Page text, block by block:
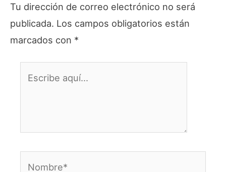
Tu dirección de correo electrónico no será
publicada. Los campos obligatorios están
marcados con *